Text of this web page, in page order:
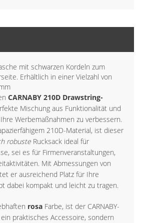
mit schwarzen Kordeln zum
Erhältlich in einer Vielzahl von
CARNABY 210D Drawstring-
Mischung aus Funktionalität und
Werbemaßnahmen zu verbessern.
210D-Material, ist dieser
robuste Rucksack ideal für
sei es für Firmenveranstaltungen,
Mit Abmessungen von
er ausreichend Platz für Ihre
dabei kompakt und leicht zu tragen.
rosa Farbe, ist der CARNABY-
praktisches Accessoire, sondern